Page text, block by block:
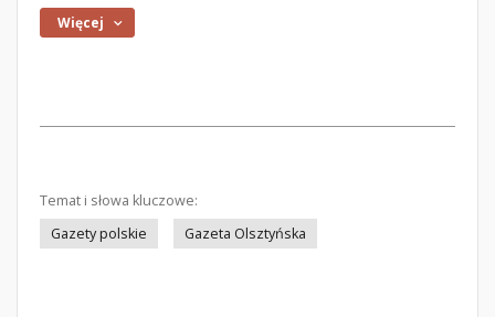
Więcej
Temat i słowa kluczowe:
Gazety polskie
Gazeta Olsztyńska